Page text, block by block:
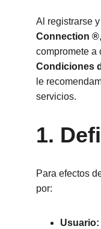
Al registrarse
Connection ®
compromete a
Condiciones
le
servicios.
1.
Para efectos
por:
Usuario: